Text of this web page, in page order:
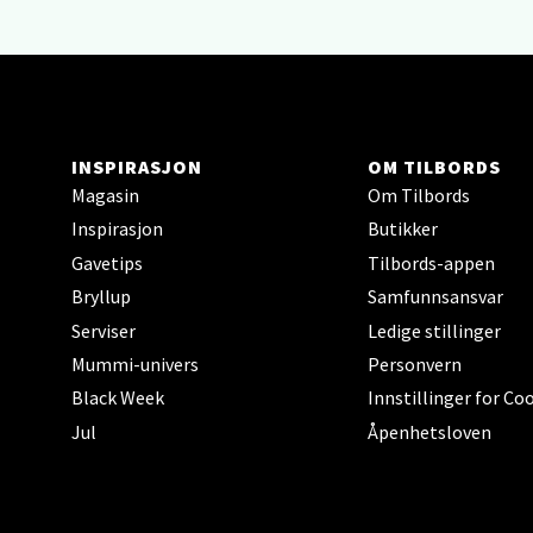
INSPIRASJON
Magasin
Inspirasjon
Gavetips
Bryllup
Serviser
Mummi-univers
Black Week
Jul
OM TILBORDS
Om Tilbords
Butikker
Tilbords-appen
Samfunnsansvar
Ledige stillinger
Personvern
Innstillinger for
Åpenhetsloven
Folke
Åpent i